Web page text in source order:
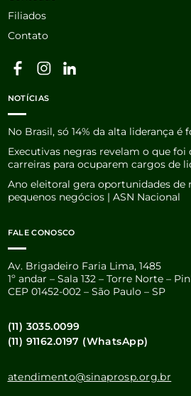
Filiados
Contato
NOTÍCIAS
No Brasil, só 14% da alta liderança
Executivas negras revelam o que
carreiras para ocuparem cargos de
Ano eleitoral gera oportunidades
pequenos negócios | ASN Nacional
FALE CONOSCO
Av. Brigadeiro Faria Lima, 1485
1º andar – Sala 132 – Torre Norte –
CEP 01452-002 – São Paulo – SP
(11) 3035.0099
(11) 91162.0197 (WhatsApp)
atendimento@sinaprosp.org.br